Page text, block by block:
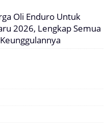
Oli Enduro Untuk
2026, Lengkap Semua